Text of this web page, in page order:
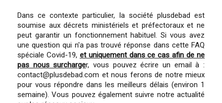
Dans ce contexte particulier, la société plusdebad est
soumise aux décrets ministériels et préfectoraux et ne
peut garantir un fonctionnement habituel. Si vous avez
une question qui n'a pas trouvé réponse dans cette FAQ
spéciale Covid-19, et uniquement dans ce cas afin de ne
pas nous surcharger, vous pouvez écrire un email à :
contact@plusdebad.com et nous ferons de notre mieux
pour vous répondre dans les meilleurs délais (environ 1
semaine). Vous pouvez également suivre notre actualité